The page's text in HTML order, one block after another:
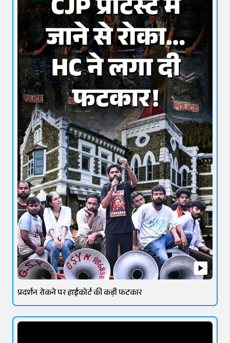
प्रदर्शन रोकने पर हाईकोर्ट की कड़ी फटकार